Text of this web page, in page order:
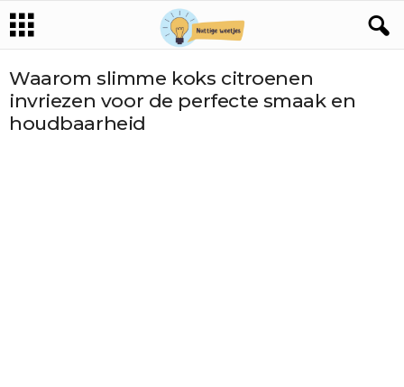
Waarom slimme koks citroenen
invriezen voor de perfecte smaak en
houdbaarheid